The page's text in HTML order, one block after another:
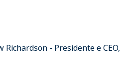
- Presidente e CEO,